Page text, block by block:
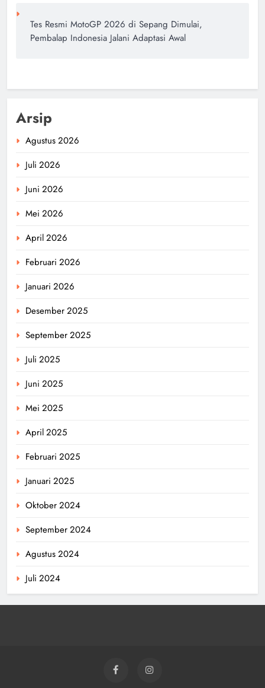
Tes Resmi MotoGP 2026 di Sepang Dimulai,
Pembalap Indonesia Jalani Adaptasi Awal
Arsip
Agustus 2026
Juli 2026
Juni 2026
Mei 2026
April 2026
Februari 2026
Januari 2026
Desember 2025
September 2025
Juli 2025
Juni 2025
Mei 2025
April 2025
Februari 2025
Januari 2025
Oktober 2024
September 2024
Agustus 2024
Juli 2024